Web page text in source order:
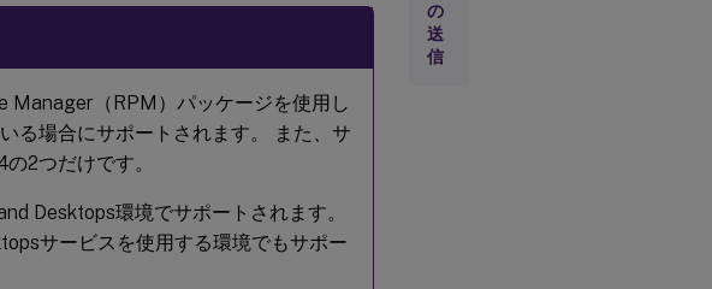
Manager（RPM）パッケージを使用し
る場合にサポートされます。 また、サ
2つだけです。
Desktops環境でサポートされます。
サービスを使用する環境でもサポー
の
送
信